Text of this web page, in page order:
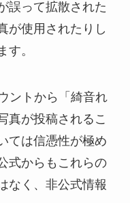
誤って拡散された
が使用されたりし
す。
ントから「綺音れ
真が投稿されるこ
ては信憑性が極め
式からもこれらの
なく、非公式情報